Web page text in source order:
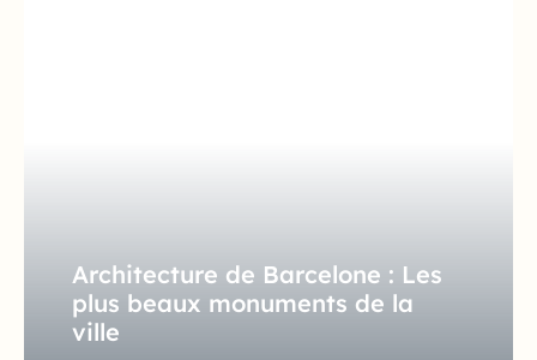
Architecture de Barcelone : Les
plus beaux monuments de la
ville